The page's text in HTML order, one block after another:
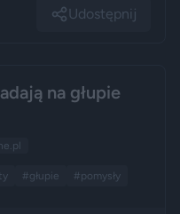
Udostępnij
na głupie
#głupie #pomysły